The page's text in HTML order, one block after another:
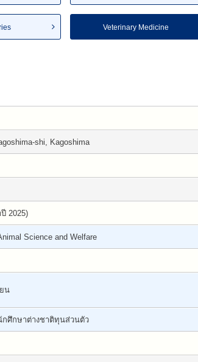
Veterinary Medicine
shi, Kagoshima
2025)
Science and Welfare
น
กศึกษาต่างชาติทุนส่วนตัว